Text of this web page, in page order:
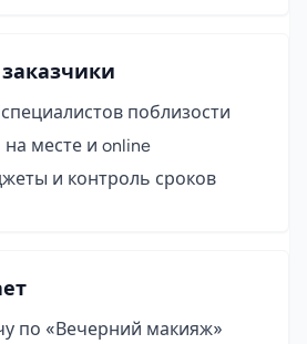
поблизости
месте и online
и контроль сроков
по «Вечерний макияж»